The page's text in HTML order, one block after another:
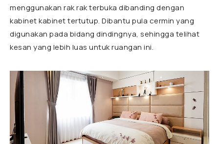
menggunakan rak rak terbuka dibanding dengan
kabinet kabinet tertutup. Dibantu pula cermin yang
digunakan pada bidang dindingnya, sehingga telihat
kesan yang lebih luas untuk ruangan ini.